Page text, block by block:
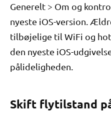
Generelt > Om og
nyeste iOS-version.
tilbøjelige til WiFi og
den nyeste iOS-
pålideligheden.
Skift flytilstand